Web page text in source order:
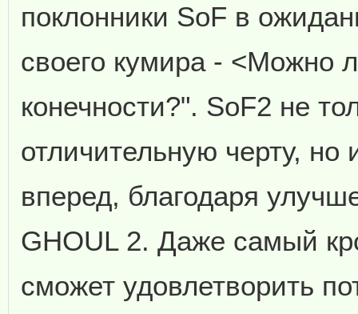
поклонники SoF в
своего кумира - <Можно
конечности?". SoF2 не
отличительную черту, но
вперед, благодаря
GHOUL 2. Даже самый
сможет удовлетворить